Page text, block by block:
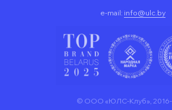
e-mail: info@ulc.by
© ООО «ЮЛС-Клуб»,